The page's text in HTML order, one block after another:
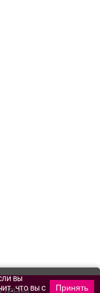
вы
что вы с
Принять